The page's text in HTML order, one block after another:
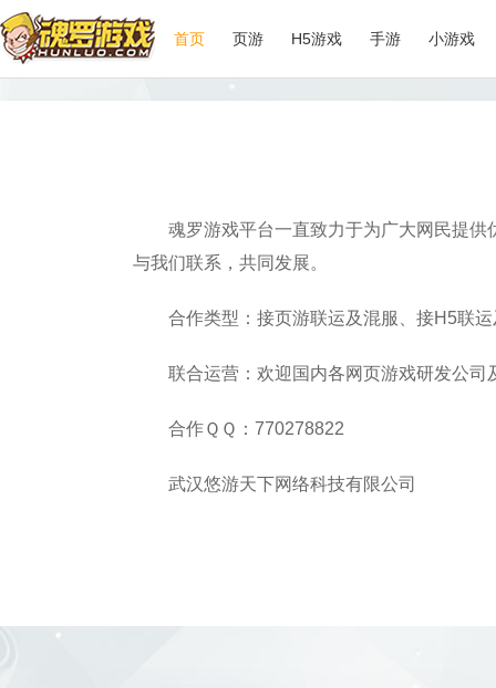
首页 页游 H5游戏 手游 小游戏
魂罗游戏平台一直致力于为广大网民提
与我们联系，共同发展。
合作类型：接页游联运及混服、接H5联
联合运营：欢迎国内各网页游戏研发公司
合作ＱＱ：770278822
武汉悠游天下网络科技有限公司